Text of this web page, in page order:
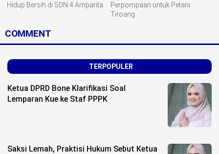
Hidup Bersih di SDN 4 Amparita
Perpompaan untuk Petani
Tiroang
COMMENT
TERPOPULER
Ketua DPRD Bone Klarifikasi Soal
Lemparan Kue ke Staf PPPK
Saksi Lemah, Praktisi Hukum Sebut Ketua